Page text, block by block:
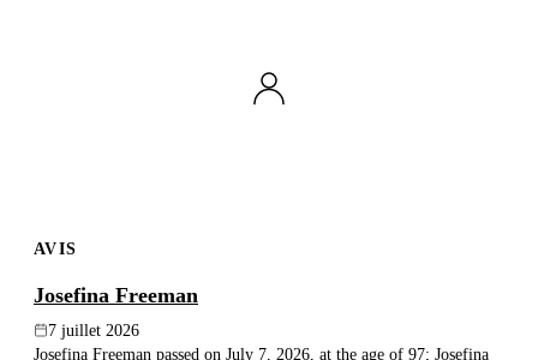
AVIS
Josefina Freeman
7 juillet 2026
Josefina Freeman passed on July 7, 2026, at the age of 97; Josefina